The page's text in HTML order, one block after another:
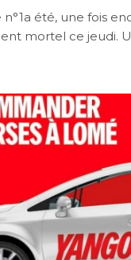
été, une fois
mortel ce jeudi.